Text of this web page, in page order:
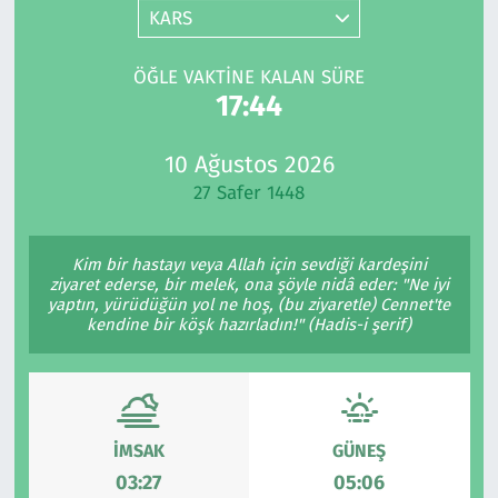
KARS
ÖĞLE VAKTINE KALAN SÜRE
17:44
10 Ağustos 2026
27 Safer 1448
Kim bir hastayı veya Allah için sevdiği kardeşini
ziyaret ederse, bir melek, ona şöyle nidâ eder: "Ne iyi
yaptın, yürüdüğün yol ne hoş, (bu ziyaretle) Cennet'te
kendine bir köşk hazırladın!" (Hadis-i şerif)
İMSAK
03:27
GÜNEŞ
05:06
Kültür Sanat
Lezzet Durağı
Memur ve Kamu
Otomobil
Ramazan